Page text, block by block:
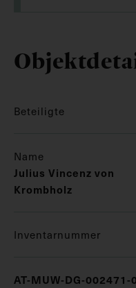
Beteiligte
Name
Julius Vincenz von
Krombholz
Inventarnummer
AT-MUW-DG-